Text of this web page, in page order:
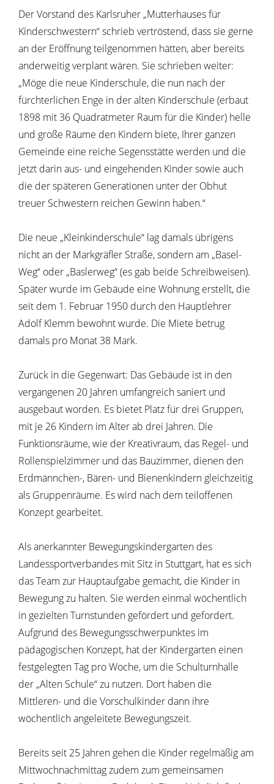
Der Vorstand des Karlsruher „Mutterhauses für
Kinderschwestern“ schrieb vertröstend, dass sie gerne
an der Eröffnung teilgenommen hätten, aber bereits
anderweitig verplant wären. Sie schrieben weiter:
„Möge die neue Kinderschule, die nun nach der
fürchterlichen Enge in der alten Kinderschule (erbaut
1898 mit 36 Quadratmeter Raum für die Kinder) helle
und große Räume den Kindern biete, Ihrer ganzen
Gemeinde eine reiche Segensstätte werden und die
jetzt darin aus- und eingehenden Kinder sowie auch
die der späteren Generationen unter der Obhut
treuer Schwestern reichen Gewinn haben.“
Die neue „Kleinkinderschule“ lag damals übrigens
nicht an der Markgräfler Straße, sondern am „Basel-
Weg“ oder „Baslerweg“ (es gab beide Schreibweisen).
Später wurde im Gebäude eine Wohnung erstellt, die
seit dem 1. Februar 1950 durch den Hauptlehrer
Adolf Klemm bewohnt wurde. Die Miete betrug
damals pro Monat 38 Mark.
Zurück in die Gegenwart: Das Gebäude ist in den
vergangenen 20 Jahren umfangreich saniert und
ausgebaut worden. Es bietet Platz für drei Gruppen,
mit je 26 Kindern im Alter ab drei Jahren. Die
Funktionsräume, wie der Kreativraum, das Regel- und
Rollenspielzimmer und das Bauzimmer, dienen den
Erdmännchen-, Bären- und Bienenkindern gleichzeitig
als Gruppenräume. Es wird nach dem teiloffenen
Konzept gearbeitet.
Als anerkannter Bewegungskindergarten des
Landessportverbandes mit Sitz in Stuttgart, hat es sich
das Team zur Hauptaufgabe gemacht, die Kinder in
Bewegung zu halten. Sie werden einmal wöchentlich
in gezielten Turnstunden gefördert und gefordert.
Aufgrund des Bewegungsschwerpunktes im
pädagogischen Konzept, hat der Kindergarten einen
festgelegten Tag pro Woche, um die Schulturnhalle
der „Alten Schule“ zu nutzen. Dort haben die
Mittleren- und die Vorschulkinder dann ihre
wöchentlich angeleitete Bewegungszeit.
Bereits seit 25 Jahren gehen die Kinder regelmäßig am
Mittwochnachmittag zudem zum gemeinsamen